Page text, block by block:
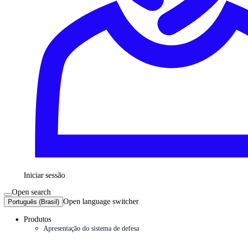
Iniciar sessão
Open search
Português (Brasil) Open language switcher
Produtos
Apresentação do sistema de defesa